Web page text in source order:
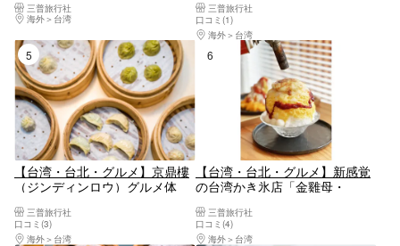
から変わり種まで！鶏肉小籠包
やタロイモスイーツ小籠包セッ
ト）
三普旅行社
海外
台湾
三普旅行社
口コミ(1)
海外
台湾
5位
【台湾・台北・グルメ】京鼎樓
（ジンディンロウ）グルメ体
三普旅行社
口コミ(3)
海外
台湾
6位
【台湾・台北・グルメ】新感覚
の台湾かき氷店「金雞母・
リンク＞ または ＜かき氷+金銅
燒＞セットグルメ体験
三普旅行社
口コミ(4)
海外
台湾